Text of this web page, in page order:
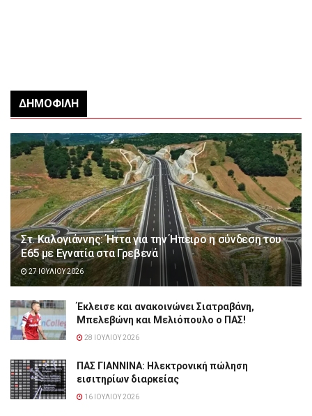
ΔΗΜΟΦΙΛΉ
Στ. Καλογιάννης: Ήττα για την Ήπειρο η σύνδεση του
Ε65 με Εγνατία στα Γρεβενά
27 ΙΟΥΛΊΟΥ 2026
Έκλεισε και ανακοινώνει Σιατραβάνη,
Μπελεβώνη και Μελιόπουλο ο ΠΑΣ!
28 ΙΟΥΛΊΟΥ 2026
ΠΑΣ ΓΙΑΝΝΙΝΑ: Hλεκτρονική πώληση
εισιτηρίων διαρκείας
16 ΙΟΥΛΊΟΥ 2026